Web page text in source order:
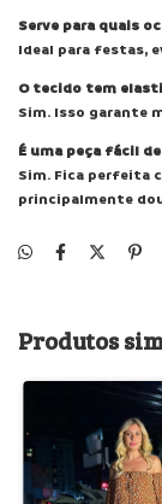
Serve para quais
Ideal para festas,
O tecido tem
Sim. Isso garante
É uma peça fácil
Sim. Fica perfeita
principalmente
Produtos